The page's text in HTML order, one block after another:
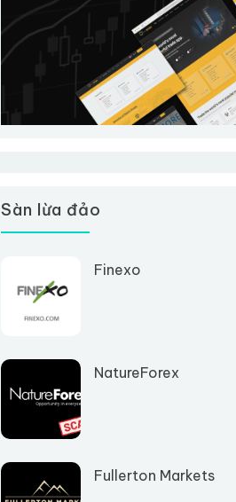
Sàn lừa đảo
Finexo
NatureForex
Fullerton Markets